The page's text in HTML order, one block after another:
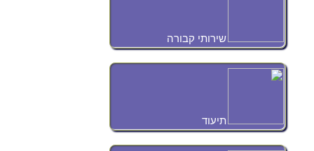
שירותי קבורה
תיעוד